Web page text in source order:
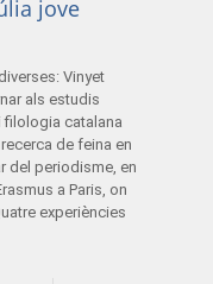
jove
Vinyet
als estudis
filologia catalana
de feina en
del periodisme, en
a Paris, on
experiències